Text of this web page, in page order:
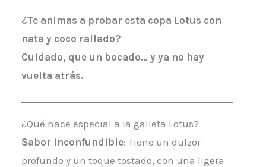
¿Te animas a probar esta copa Lotus con
nata y coco rallado?
Cuidado, que un bocado… y ya no hay
vuelta atrás.
¿Qué hace especial a la galleta Lotus?
Sabor inconfundible: Tiene un dulzor
profundo y un toque tostado, con una ligera